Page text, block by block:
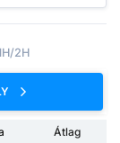
2H
Átlag